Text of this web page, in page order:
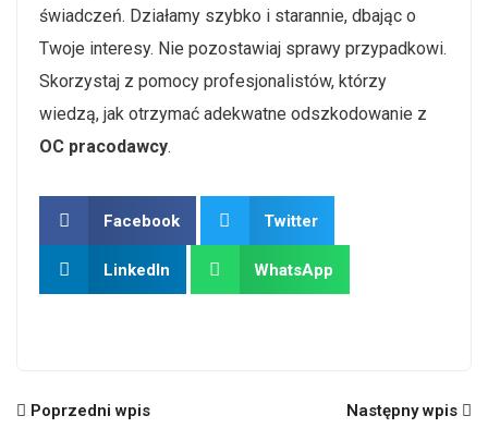
świadczeń. Działamy szybko i starannie, dbając o
Twoje interesy. Nie pozostawiaj sprawy przypadkowi.
Skorzystaj z pomocy profesjonalistów, którzy
wiedzą, jak otrzymać adekwatne odszkodowanie z
OC pracodawcy.
Facebook Twitter
LinkedIn WhatsApp
Poprzedni wpis Następny wpis